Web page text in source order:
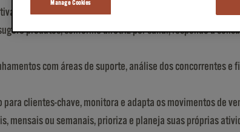
de vendas/receita;
produtos, conforme diretriz por canal; responde a
com áreas de suporte, análise dos concorrentes
para clientes-chave, monitora e adapta os movimentos de
mensais ou semanais, prioriza e planeja suas próprias
Manage Cookies